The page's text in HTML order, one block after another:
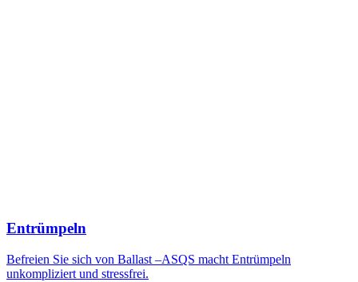
Entrümpeln
Befreien Sie sich von Ballast –ASQS macht Entrümpeln
unkompliziert und stressfrei.